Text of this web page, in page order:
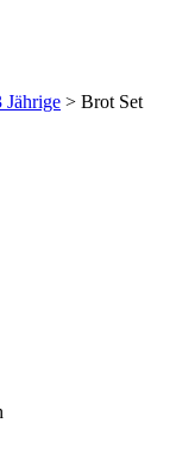
Jährige > Brot Set